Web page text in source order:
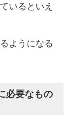
いるといえ
ようになる
必要なもの